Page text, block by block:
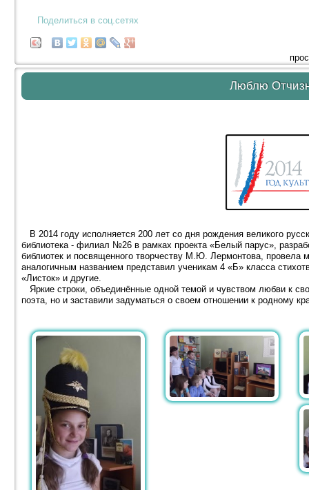
Поделиться в соц.сетях
Люблю
В 2014 году исполняется 200 лет со дня рождения великого
библиотека - филиал №26 в рамках проекта «Белый парус»,
библиотек и посвященного творчеству М.Ю. Лермонтова,
аналогичным названием представил ученикам 4 «Б» класса
«Листок» и другие.
Яркие строки, объединённые одной темой и чувством любви к
поэта, но и заставили задуматься о своем отношении к родному